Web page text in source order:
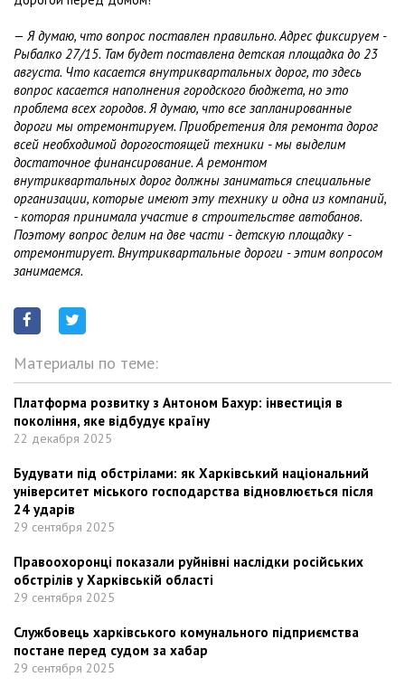
— Я думаю, что вопрос поставлен правильно. Адрес фиксируем -
Рыбалко 27/15. Там будет поставлена детская площадка до 23
августа. Что касается внутриквартальных дорог, то здесь
вопрос касается наполнения городского бюджета, но это
проблема всех городов. Я думаю, что все запланированные
дороги мы отремонтируем. Приобретения для ремонта дорог
всей необходимой дорогостоящей техники - мы выделим
достаточное финансирование. А ремонтом
внутриквартальных дорог должны заниматься специальные
организации, которые имеют эту технику и одна из компаний,
- которая принимала участие в строительстве автобанов.
Поэтому вопрос делим на две части - детскую площадку -
отремонтирует. Внутриквартальные дороги - этим вопросом
занимаемся.
Материалы по теме:
Платформа розвитку з Антоном Бахур: інвестиція в
покоління, яке відбудує країну
22 декабря 2025
Будувати під обстрілами: як Харківський національний
університет міського господарства відновлюється після
24 ударів
29 сентября 2025
Правоохоронці показали руйнівні наслідки російських
обстрілів у Харківській області
29 сентября 2025
Службовець харківського комунального підприємства
постане перед судом за хабар
29 сентября 2025